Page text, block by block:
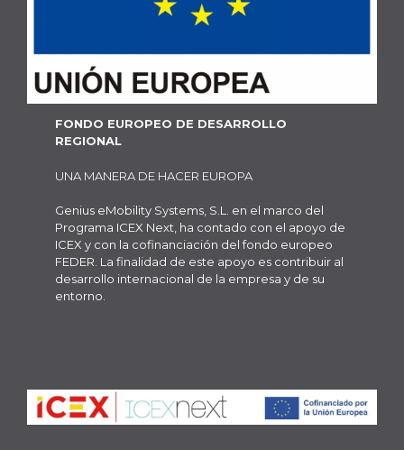
FONDO EUROPEO DE DESARROLLO
REGIONAL
UNA MANERA DE HACER EUROPA
Genius eMobility Systems, S.L. en el marco del
Programa ICEX Next, ha contado con el apoyo de
ICEX y con la cofinanciación del fondo europeo
FEDER. La finalidad de este apoyo es contribuir al
desarrollo internacional de la empresa y de su
entorno.